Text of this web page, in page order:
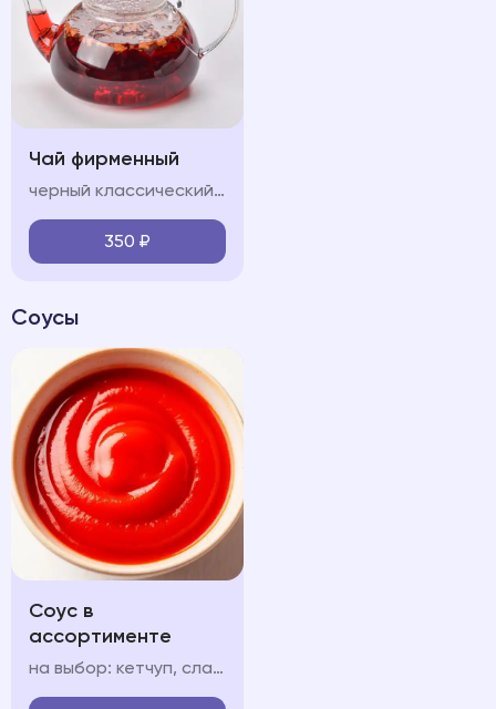
Чай фирменный
черный классический/Зеленый классический/Горные травы/Лесные ягоды
350 ₽
Соусы
Соус в
ассортименте
на выбор: кетчуп, сладкий чили соус чесночный, сырный